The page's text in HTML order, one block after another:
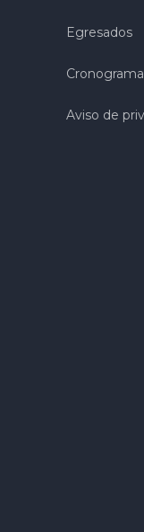
Egresados
Cronograma
Aviso de